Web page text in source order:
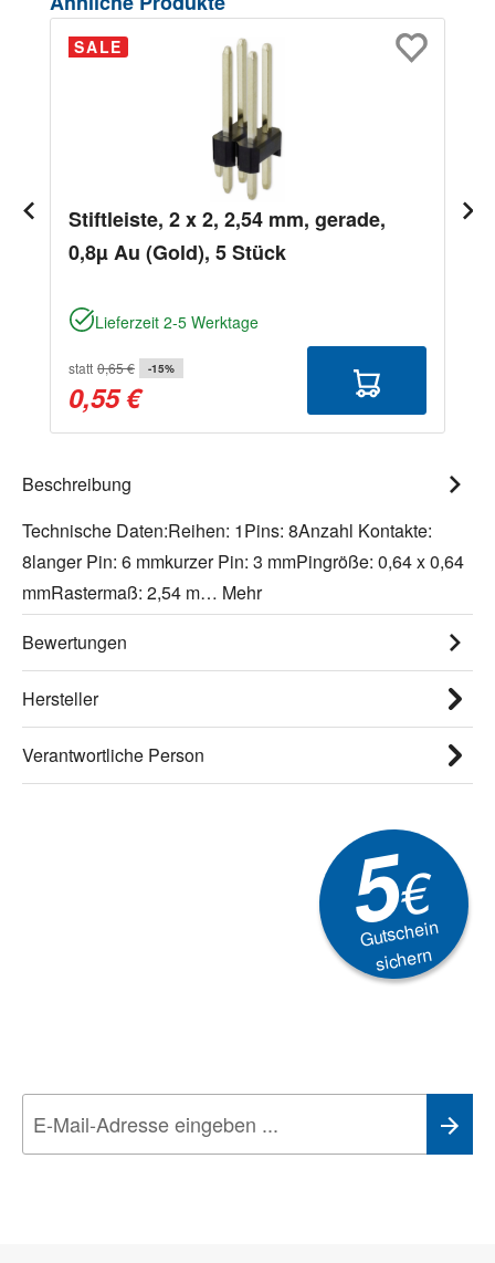
SALE
Stiftleiste, 2 x 2, 2,54 mm, gerade,
0,8µ Au (Gold), 5 Stück
Lieferzeit 2-5 Werktage
statt 0,65 € -15%
0,55 €
Beschreibung
Technische Daten:Reihen: 1Pins: 8Anzahl Kontakte:
8langer Pin: 6 mmkurzer Pin: 3 mmPingröße: 0,64 x 0,64
mmRastermaß: 2,54 m… Mehr
Bewertungen
Hersteller
Verantwortliche Person
5€
Gutschein
sichern